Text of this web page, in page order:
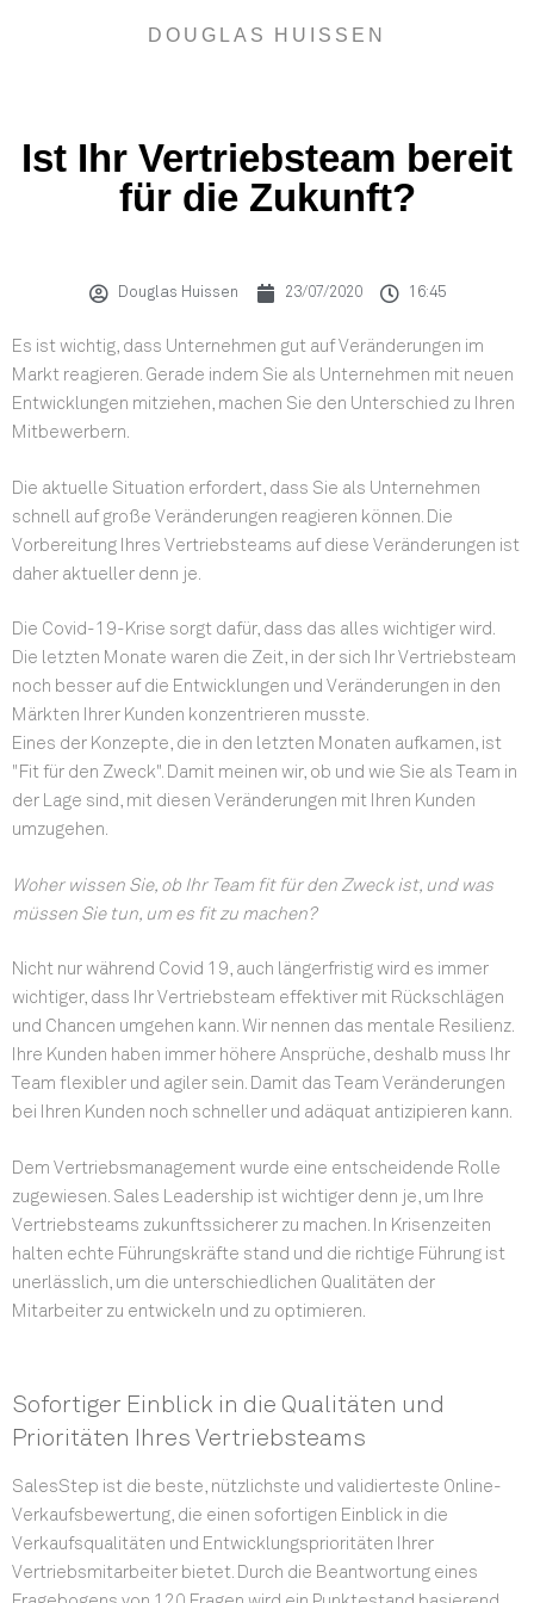
DOUGLAS HUISSEN
Ist Ihr Vertriebsteam bereit
für die Zukunft?
Douglas Huissen 23/07/2020 16:45
Es ist wichtig, dass Unternehmen gut auf Veränderungen im
Markt reagieren. Gerade indem Sie als Unternehmen mit neuen
Entwicklungen mitziehen, machen Sie den Unterschied zu Ihren
Mitbewerbern.
Die aktuelle Situation erfordert, dass Sie als Unternehmen
schnell auf große Veränderungen reagieren können. Die
Vorbereitung Ihres Vertriebsteams auf diese Veränderungen ist
daher aktueller denn je.
Die Covid-19-Krise sorgt dafür, dass das alles wichtiger wird.
Die letzten Monate waren die Zeit, in der sich Ihr Vertriebsteam
noch besser auf die Entwicklungen und Veränderungen in den
Märkten Ihrer Kunden konzentrieren musste.
Eines der Konzepte, die in den letzten Monaten aufkamen, ist
"Fit für den Zweck". Damit meinen wir, ob und wie Sie als Team in
der Lage sind, mit diesen Veränderungen mit Ihren Kunden
umzugehen.
Woher wissen Sie, ob Ihr Team fit für den Zweck ist, und was
müssen Sie tun, um es fit zu machen?
Nicht nur während Covid 19, auch längerfristig wird es immer
wichtiger, dass Ihr Vertriebsteam effektiver mit Rückschlägen
und Chancen umgehen kann. Wir nennen das mentale Resilienz.
Ihre Kunden haben immer höhere Ansprüche, deshalb muss Ihr
Team flexibler und agiler sein. Damit das Team Veränderungen
bei Ihren Kunden noch schneller und adäquat antizipieren kann.
Dem Vertriebsmanagement wurde eine entscheidende Rolle
zugewiesen. Sales Leadership ist wichtiger denn je, um Ihre
Vertriebsteams zukunftssicherer zu machen. In Krisenzeiten
halten echte Führungskräfte stand und die richtige Führung ist
unerlässlich, um die unterschiedlichen Qualitäten der
Mitarbeiter zu entwickeln und zu optimieren.
Sofortiger Einblick in die Qualitäten und
Prioritäten Ihres Vertriebsteams
SalesStep ist die beste, nützlichste und validierteste Online-
Verkaufsbewertung, die einen sofortigen Einblick in die
Verkaufsqualitäten und Entwicklungsprioritäten Ihrer
Vertriebsmitarbeiter bietet. Durch die Beantwortung eines